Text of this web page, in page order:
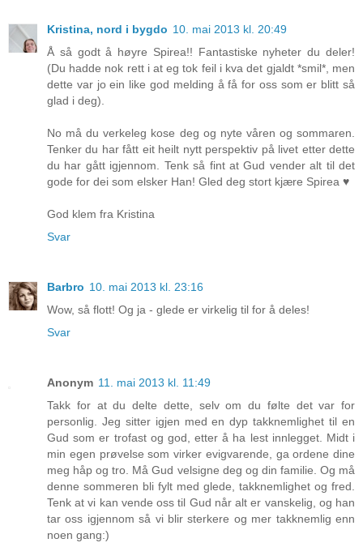
Kristina, nord i bygdo 10. mai 2013 kl. 20:49
Å så godt å høyre Spirea!! Fantastiske nyheter du deler!
(Du hadde nok rett i at eg tok feil i kva det gjaldt *smil*, men
dette var jo ein like god melding å få for oss som er blitt så
glad i deg).
No må du verkeleg kose deg og nyte våren og sommaren.
Tenker du har fått eit heilt nytt perspektiv på livet etter dette
du har gått igjennom. Tenk så fint at Gud vender alt til det
gode for dei som elsker Han! Gled deg stort kjære Spirea ♥
God klem fra Kristina
Svar
Barbro 10. mai 2013 kl. 23:16
Wow, så flott! Og ja - glede er virkelig til for å deles!
Svar
Anonym 11. mai 2013 kl. 11:49
Takk for at du delte dette, selv om du følte det var for
personlig. Jeg sitter igjen med en dyp takknemlighet til en
Gud som er trofast og god, etter å ha lest innlegget. Midt i
min egen prøvelse som virker evigvarende, ga ordene dine
meg håp og tro. Må Gud velsigne deg og din familie. Og må
denne sommeren bli fylt med glede, takknemlighet og fred.
Tenk at vi kan vende oss til Gud når alt er vanskelig, og han
tar oss igjennom så vi blir sterkere og mer takknemlig enn
noen gang:)